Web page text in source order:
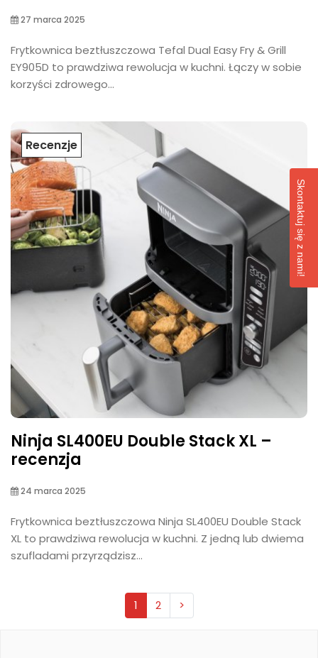
27 marca 2025
Frytkownica beztłuszczowa Tefal Dual Easy Fry & Grill
EY905D to prawdziwa rewolucja w kuchni. Łączy w sobie
korzyści zdrowego...
Recenzje
Ninja SL400EU Double Stack XL –
recenzja
24 marca 2025
Frytkownica beztłuszczowa Ninja SL400EU Double Stack
XL to prawdziwa rewolucja w kuchni. Z jedną lub dwiema
szufladami przyrządzisz...
1 2 >
Skontaktuj się z nami!